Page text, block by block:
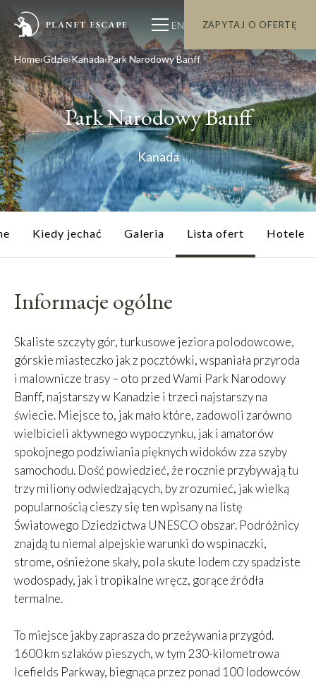
EN ZAPYTAJ O OFERTĘ
Home Gdzie Kanada Park Narodowy Banff
Park Narodowy Banff
Kanada
Kiedy jechać Galeria Lista ofert Hotele
Informacje ogólne
Skaliste szczyty gór, turkusowe jeziora polodowcowe,
górskie miasteczko jak z pocztówki, wspaniała przyroda
i malownicze trasy – oto przed Wami Park Narodowy
Banff, najstarszy w Kanadzie i trzeci najstarszy na
świecie. Miejsce to, jak mało które, zadowoli zarówno
wielbicieli aktywnego wypoczynku, jak i amatorów
spokojnego podziwiania pięknych widoków zza szyby
samochodu. Dość powiedzieć, że rocznie przybywają tu
trzy miliony odwiedzających, by zrozumieć, jak wielką
popularnością cieszy się ten wpisany na listę
Światowego Dziedzictwa UNESCO obszar. Podróżnicy
znajdą tu niemal alpejskie warunki do wspinaczki,
strome, ośnieżone skały, pola skute lodem czy spadziste
wodospady, jak i tropikalne wręcz, gorące źródła
termalne.
To miejsce jakby zaprasza do przeżywania przygód.
1600 km szlaków pieszych, w tym 230-kilometrowa
Icefields Parkway, biegnąca przez ponad 100 lodowców